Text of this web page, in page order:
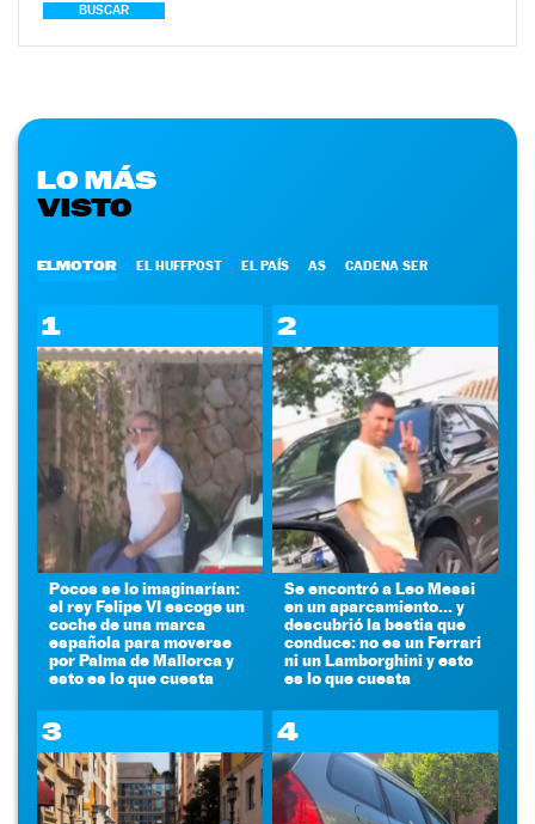
BUSCAR
LO MÁS
VISTO
ELMOTOR EL HUFFPOST EL PAÍS AS CADENA SER
1
Pocos se lo imaginarían:
el rey Felipe VI escoge un
coche de una marca
española para moverse
por Palma de Mallorca y
esto es lo que cuesta
2
Se encontró a Leo Messi
en un aparcamiento... y
descubrió la bestia que
conduce: no es un Ferrari
ni un Lamborghini y esto
es lo que cuesta
3 4